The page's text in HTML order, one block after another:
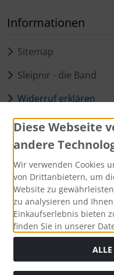
Informationen
Sitemap
Sleipnir - die Band
Widerruf erklären
Zahlungsmethoden
Social Media
Alle Preise inkl.
Diese Webseite
andere
Wir verwenden Cookies
von Drittanbietern, um
Website zu
zu analysieren und
Einkaufserlebnis bieten
finden Sie in unserer
ALLE